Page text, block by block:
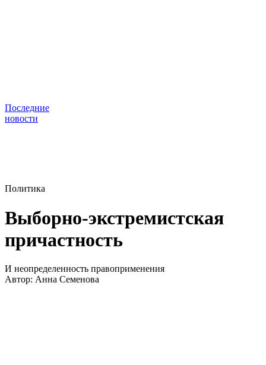
Последние
новости
Политика
Выборно-экстремистская
причастность
И неопределенность правоприменения
Автор: Анна Семенова